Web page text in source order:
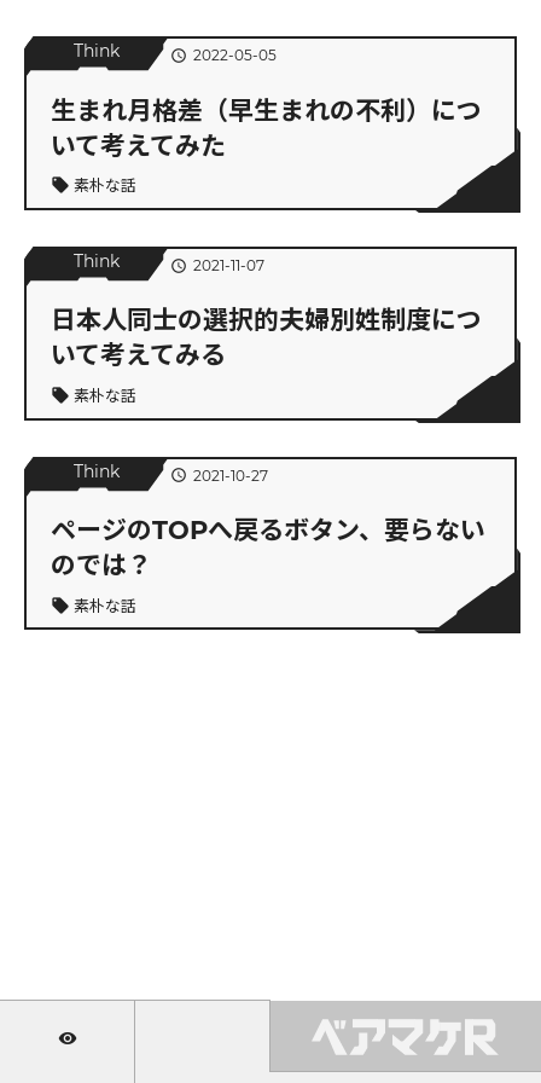
Think schedule 2022-05-05
生まれ月格差（早生まれの不利）につ
いて考えてみた
local_offer 素朴な話
Think schedule 2021-11-07
日本人同士の選択的夫婦別姓制度につ
いて考えてみる
local_offer 素朴な話
Think schedule 2021-10-27
ページのTOPへ戻るボタン、要らない
のでは？
local_offer 素朴な話
visibility